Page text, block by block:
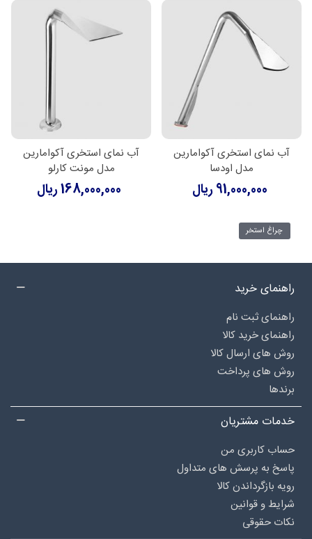
آب نمای استخری آکوامارین
مدل اودسا
91,000,000 ریال
آب نمای استخری آکوامارین
مدل مونت کارلو
168,000,000 ریال
چراغ استخر
راهنمای خرید
راهنمای ثبت نام
راهنمای خرید کالا
روش های ارسال کالا
روش های پرداخت
برندها
خدمات مشتریان
حساب کاربری من
پاسخ به پرسش های متداول
رویه بازگرداندن کالا
شرایط و قوانین
نکات حقوقی